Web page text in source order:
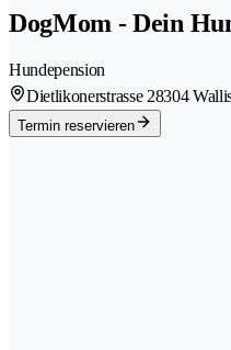
DogMom - Dein
Hundepension
Dietlikonerstrasse 28304
Termin reservieren